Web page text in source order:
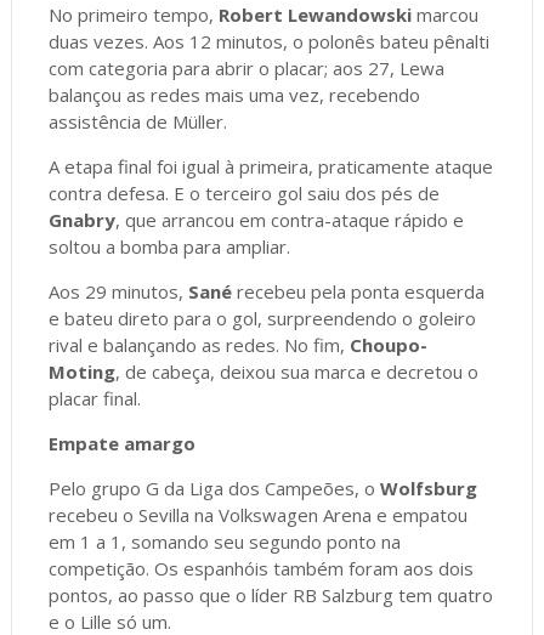
No primeiro tempo, Robert Lewandowskimarcou
duas vezes. Aos 12 minutos, o polonês bateu pênalti
com categoria para abrir o placar; aos 27, Lewa
balançou as redes mais uma vez, recebendo
assistência de Müller.
A etapa final foi igual à primeira, praticamente ataque
contra defesa. E o terceiro gol saiu dos pés de
Gnabry, que arrancou em contra-ataque rápido e
soltou a bomba para ampliar.
Aos 29 minutos, Sanérecebeu pela ponta esquerda
e bateu direto para o gol, surpreendendo o goleiro
rival e balançando as redes. No fim, Choupo-
Moting, de cabeça, deixou sua marca e decretou o
placar final.
Empate amargo
Pelo grupo G da Liga dos Campeões, o Wolfsburg
recebeu o Sevilla na Volkswagen Arena e empatou
em 1 a 1, somando seu segundo ponto na
competição. Os espanhóis também foram aos dois
pontos, ao passo que o líder RB Salzburg tem quatro
e o Lille só um.